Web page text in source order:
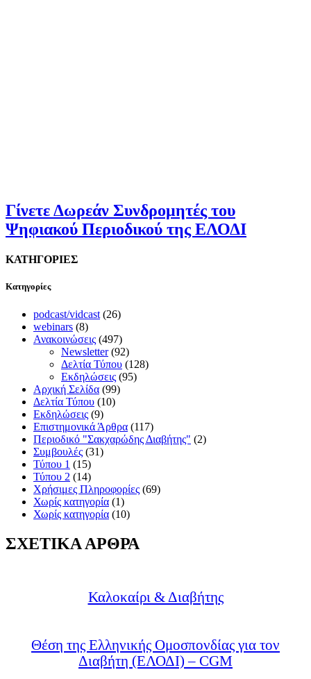
Γίνετε Δωρεάν Συνδρομητές του
Ψηφιακού Περιοδικού της ΕΛΟΔΙ
ΚΑΤΗΓΟΡΙΕΣ
Kατηγορίες
podcast/vidcast (26)
webinars (8)
Ανακοινώσεις (497)
Newsletter(92)
Δελτία Τύπου (128)
Εκδηλώσεις (95)
Αρχική Σελίδα (99)
Δελτία Τύπου (10)
Εκδηλώσεις (9)
Επιστημονικά Άρθρα (117)
Περιοδικό "Σακχαρώδης Διαβήτης" (2)
Συμβουλές (31)
Τύπου 1 (15)
Τύπου 2 (14)
Χρήσιμες Πληροφορίες (69)
Χωρίς κατηγορία (1)
Χωρίς κατηγορία (10)
ΣΧΕΤΙΚΑ ΑΡΘΡΑ
Καλοκαίρι & Διαβήτης
Θέση της Ελληνικής Ομοσπονδίας για τον
Διαβήτη (ΕΛΟΔΙ) – CGM